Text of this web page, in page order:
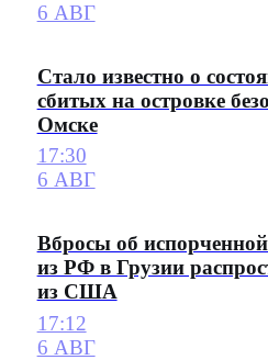
6 АВГ
Стало известно о
сбитых на островке
Омске
17:30
6 АВГ
Вбросы об
из РФ в Грузии
из США
17:12
6 АВГ